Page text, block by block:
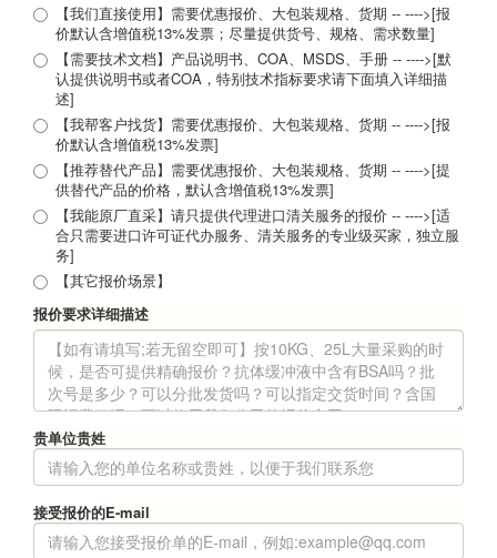
【我们直接使用】需要优惠报价、大包装规格、货期 -- ---->[报
价默认含增值税13%发票；尽量提供货号、规格、需求数量]
【需要技术文档】产品说明书、COA、MSDS、手册 -- ---->[默
认提供说明书或者COA，特别技术指标要求请下面填入详细描
述]
【我帮客户找货】需要优惠报价、大包装规格、货期 -- ---->[报
价默认含增值税13%发票]
【推荐替代产品】需要优惠报价、大包装规格、货期 -- ---->[提
供替代产品的价格，默认含增值税13%发票]
【我能原厂直采】请只提供代理进口清关服务的报价 -- ---->[适
合只需要进口许可证代办服务、清关服务的专业级买家，独立服
务]
【其它报价场景】
报价要求详细描述
贵单位贵姓
接受报价的E-mail